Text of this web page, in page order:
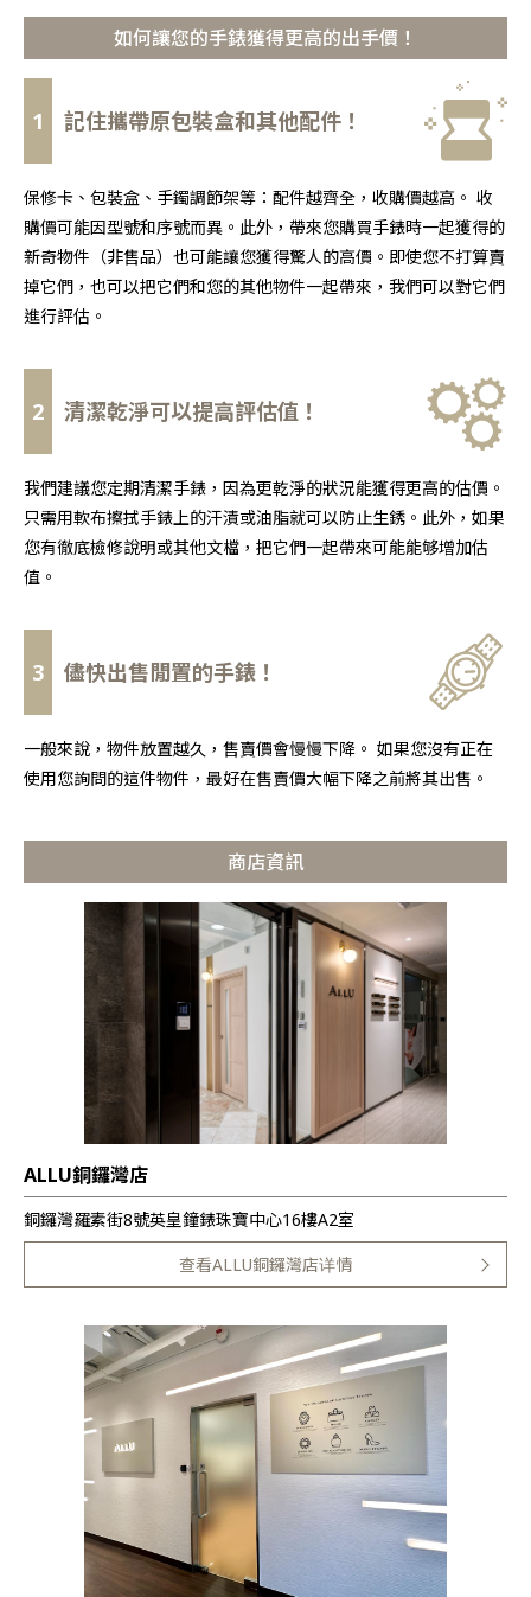
如何讓您的手錶獲得更高的出手價！
1 記住攜帶原包裝盒和其他配件！
保修卡、包裝盒、手鐲調節架等：配件越齊全，收購價越高。 收
購價可能因型號和序號而異。此外，帶來您購買手錶時一起獲得的
新奇物件（非售品）也可能讓您獲得驚人的高價。即使您不打算賣
掉它們，也可以把它們和您的其他物件一起帶來，我們可以對它們
進行評估。
2 清潔乾淨可以提高評估值！
我們建議您定期清潔手錶，因為更乾淨的狀況能獲得更高的估價。
只需用軟布擦拭手錶上的汗漬或油脂就可以防止生銹。此外，如果
您有徹底檢修說明或其他文檔，把它們一起帶來可能能够增加估
值。
3 儘快出售閒置的手錶！
一般來說，物件放置越久，售賣價會慢慢下降。 如果您沒有正在
使用您詢問的這件物件，最好在售賣價大幅下降之前將其出售。
商店資訊
ALLU銅鑼灣店
銅鑼灣羅素街8號英皇鐘錶珠寶中心16樓A2室
查看ALLU銅鑼灣店详情